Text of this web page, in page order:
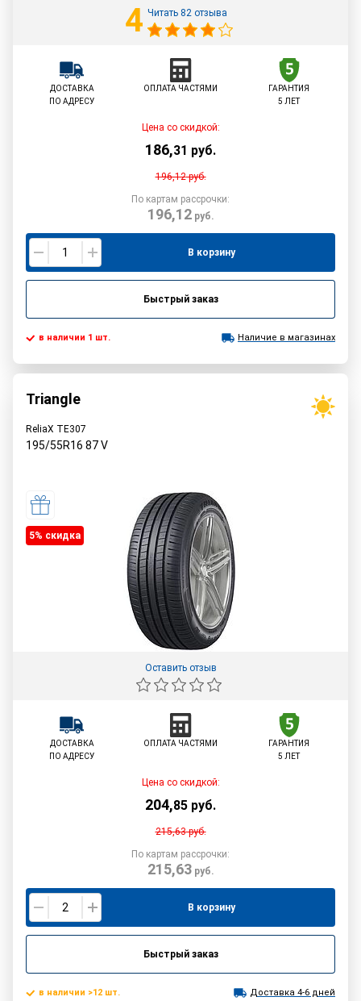
4 Читать 82 отзыва
ДОСТАВКА
ПО АДРЕСУ
ОПЛАТА ЧАСТЯМИ
ГАРАНТИЯ
5 ЛЕТ
Цена со скидкой:
186,31 руб.
196,12руб.
По картам рассрочки:
196,12руб.
В корзину
Быстрый заказ
в наличии 1 шт. Наличие в магазинах
Triangle
ReliaX TE307
195/55R16 87V
5% cкидка
Оставить отзыв
ДОСТАВКА
ПО АДРЕСУ
ОПЛАТА ЧАСТЯМИ
ГАРАНТИЯ
5 ЛЕТ
Цена со скидкой:
204,85 руб.
215,63руб.
По картам рассрочки:
215,63руб.
В корзину
Быстрый заказ
в наличии >12 шт. Доставка 4-6 дней